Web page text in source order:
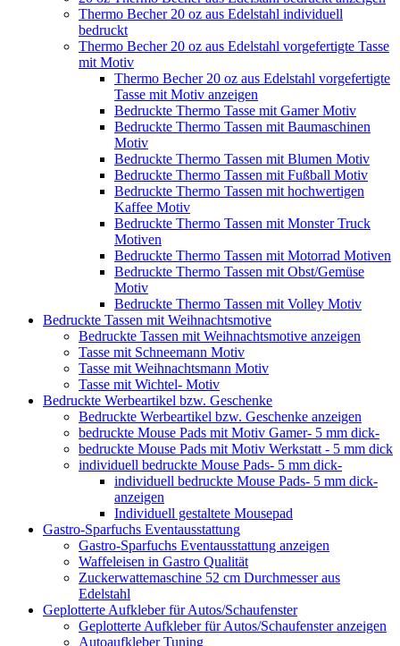
Thermo Becher 20 oz aus Edelstahl individuell
bedruckt
Thermo Becher 20 oz aus Edelstahl vorgefertigte Tasse
mit Motiv
Thermo Becher 20 oz aus Edelstahl vorgefertigte
Tasse mit Motiv anzeigen
Bedruckte Thermo Tasse mit Gamer Motiv
Bedruckte Thermo Tassen mit Baumaschinen
Motiv
Bedruckte Thermo Tassen mit Blumen Motiv
Bedruckte Thermo Tassen mit Fußball Motiv
Bedruckte Thermo Tassen mit hochwertigen
Kaffee Motiv
Bedruckte Thermo Tassen mit Monster Truck
Motiven
Bedruckte Thermo Tassen mit Motorrad Motiven
Bedruckte Thermo Tassen mit Obst/Gemüse
Motiv
Bedruckte Thermo Tassen mit Volley Motiv
Bedruckte Tassen mit Weihnachtsmotive
Bedruckte Tassen mit Weihnachtsmotive anzeigen
Tasse mit Schneemann Motiv
Tasse mit Weihnachtsmann Motiv
Tasse mit Wichtel- Motiv
Bedruckte Werbeartikel bzw. Geschenke
Bedruckte Werbeartikel bzw. Geschenke anzeigen
bedruckte Mouse Pads mit Motiv Gamer- 5 mm dick-
bedruckte Mouse Pads mit Motiv Werkstatt - 5 mm dick
individuell bedruckte Mouse Pads- 5 mm dick-
individuell bedruckte Mouse Pads- 5 mm dick-
anzeigen
Individuell gestaltete Mousepad
Gastro-Sparfuchs Eventausstattung
Gastro-Sparfuchs Eventausstattung anzeigen
Waffeleisen in Gastro Qualität
Zuckerwattemaschine 52 cm Durchmesser aus
Edelstahl
Geplotterte Aufkleber für Autos/Schaufenster
Geplotterte Aufkleber für Autos/Schaufenster anzeigen
Autoaufkleber Tuning